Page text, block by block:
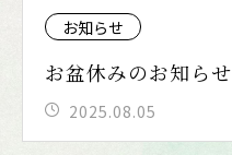
お知らせ
お盆休みのお知らせ
2025.08.05